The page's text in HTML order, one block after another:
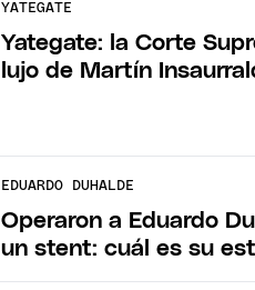
YATEGATE
Yategate: la Corte
lujo de Martín
EDUARDO DUHALDE
Operaron a Eduardo
un stent: cuál es su